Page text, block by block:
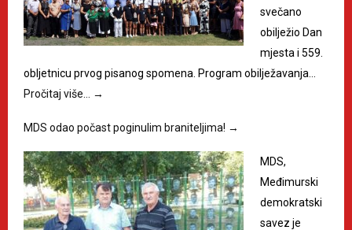
svečano
obilježio Dan
mjesta i 559.
obljetnicu prvog pisanog spomena. Program obilježavanja…
Pročitaj više…
→
MDS odao počast poginulim braniteljima! →
MDS,
Međimurski
demokratski
savez je